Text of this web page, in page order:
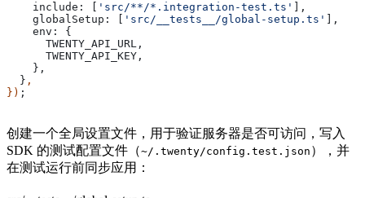
    include:
'src/**/*.integration-test.ts'
],
    globalSetup:
'src/__tests__/global-setup.ts'
],
    env:
{
      TWENTY_API_URL
,
      TWENTY_API_KEY
,
    },
  }
,
}) ;
创建一个全局设置文件，用于验证服务器是否可访问，写入
SDK 的测试配置文件（~/.twenty/config.test.json ），并
在测试运行前同步应用：